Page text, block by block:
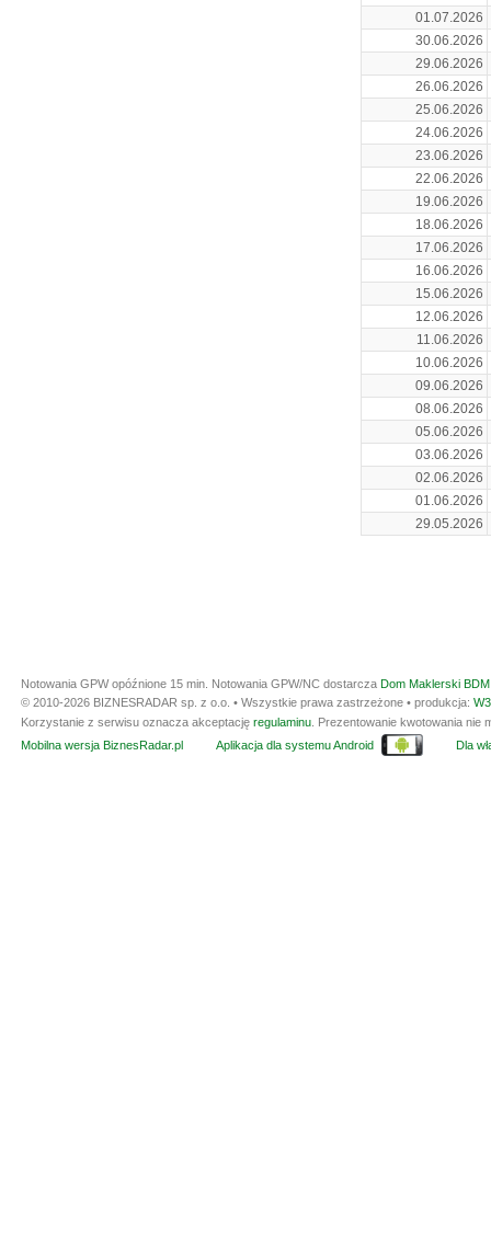
01.07.2026
30.06.2026
29.06.2026
26.06.2026
25.06.2026
24.06.2026
23.06.2026
22.06.2026
19.06.2026
18.06.2026
17.06.2026
16.06.2026
15.06.2026
12.06.2026
11.06.2026
10.06.2026
09.06.2026
08.06.2026
05.06.2026
03.06.2026
02.06.2026
01.06.2026
29.05.2026
Notowania GPW opóźnione 15 min. Notowania GPW/NC dostarcza Dom Maklerski
© 2010-2026 BIZNESRADAR sp. z o.o. • Wszystkie prawa zastrzeżone • produkcja:
Korzystanie z serwisu oznacza akceptację regulaminu . Prezentowanie kwotowania
Mobilna wersja BiznesRadar.pl
Aplikacja dla systemu Android Dla